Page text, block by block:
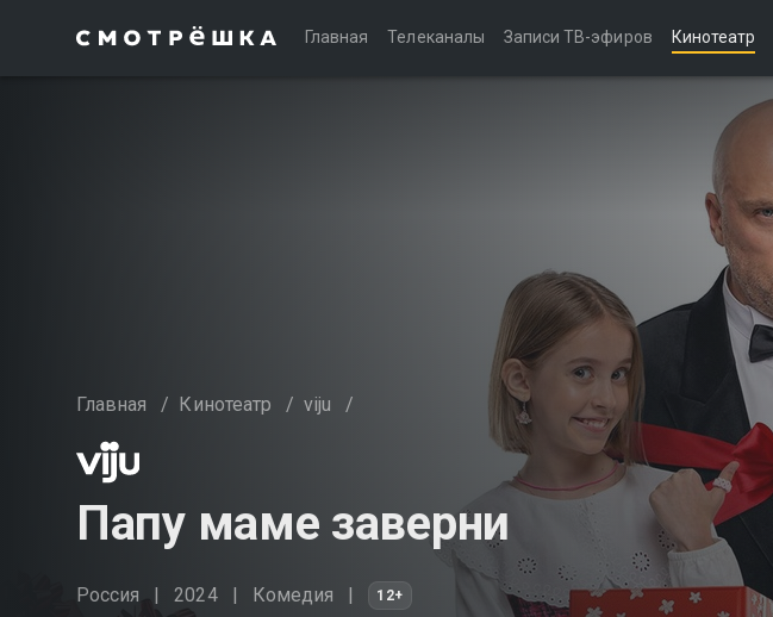
Главная Телеканалы Записи ТВ-эфиров Кинотеатр
Главная / Кинотеатр / viju /
Папу маме заверни
Россия 2024 Комедия 12+